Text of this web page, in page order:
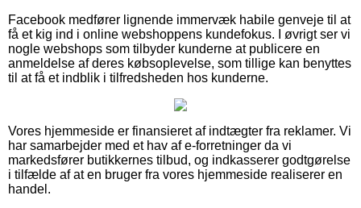
Facebook medfører lignende immervæk habile genveje til at
få et kig ind i online webshoppens kundefokus. I øvrigt ser vi
nogle webshops som tilbyder kunderne at publicere en
anmeldelse af deres købsoplevelse, som tillige kan benyttes
til at få et indblik i tilfredsheden hos kunderne.
Vores hjemmeside er finansieret af indtægter fra reklamer. Vi
har samarbejder med et hav af e-forretninger da vi
markedsfører butikkernes tilbud, og indkasserer godtgørelse
i tilfælde af at en bruger fra vores hjemmeside realiserer en
handel.